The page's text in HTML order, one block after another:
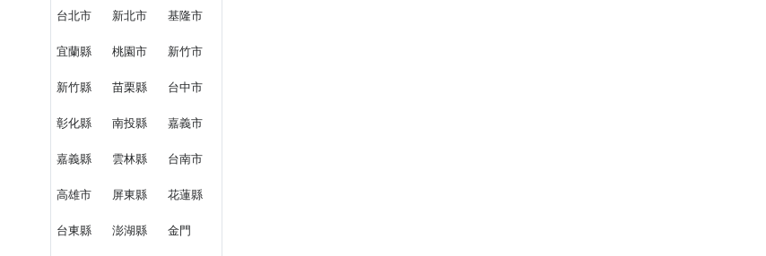
台北市 新北市 基隆市
宜蘭縣 桃園市 新竹市
新竹縣 苗栗縣 台中市
彰化縣 南投縣 嘉義市
嘉義縣 雲林縣 台南市
高雄市 屏東縣 花蓮縣
台東縣 澎湖縣 金門